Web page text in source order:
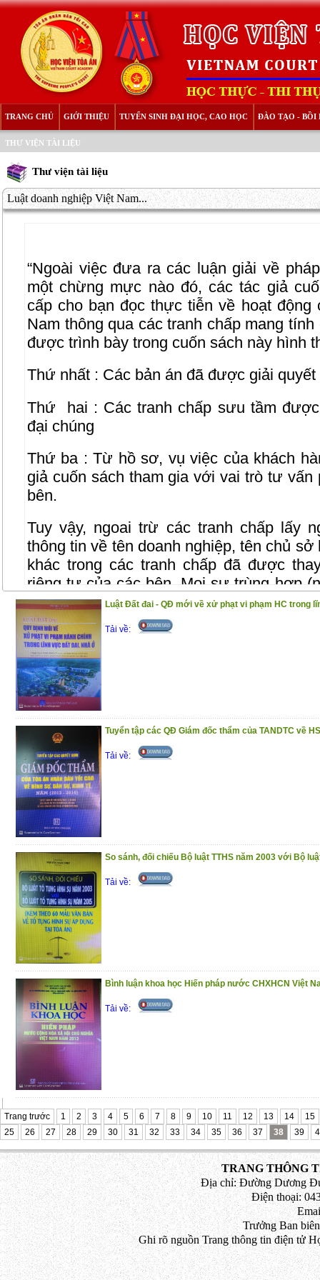
TRANG CHỦ GIỚI THIỆU TUYỂN SINH ĐẠI HỌC, CAO HỌC ĐÀO TẠO - BỒI
THƯ VIỆN TÀI LIỆU
Thư viện tài liệu
Luật doanh nghiệp Việt Nam...
“Ngoài việc đưa ra các luận giải về
một chừng mực nào đó, các tác giả
cấp cho bạn đọc thực tiễn về hoạt động
Nam thông qua các tranh chấp mang
được trình bày trong cuốn sách này hình
Thứ nhất : Các bản án đã được giải
Thứ
hai : Các tranh chấp sưu tầm
đại chúng
Thứ ba : Từ hồ sơ, vụ việc của khách
giả cuốn sách tham gia với vai trò tư vấn
bên.
Tuy vậy, ngoai trừ các tranh chấp lấy
thông tin về tên doanh nghiệp, tên chủ
khác trong các tranh chấp đã được
riêng tư của các bên. Mọi sự trùng hợp
ngẫu nhiên.”
Trân trọng giới thiệu đến bạn đọc!
(13/11/2020)
Luật Đất đai - QĐ mới về xử phạt vi phạm HC trong
Tải về:
Tuyển tập các QĐ Giám đốc thẩm của TANDTC về
Tải về:
So sánh, đối chiếu Bộ luật TTHS năm 2003 với Bộ
Tải về:
Bình luận khoa học Hiến pháp nước CHXHCN Việt
Tải về:
Trang trước 1 2 3 4 5 6 7 8 9 10 11 12 13 14
15
25
26 27 28 29 30 31 32 33 34 35 36 37 38 39
TRANG THÔNG
Địa chỉ: Đường Dương
Điện thoại:
Trưởng Ban
Ghi rõ nguồn Trang thông tin điện tử